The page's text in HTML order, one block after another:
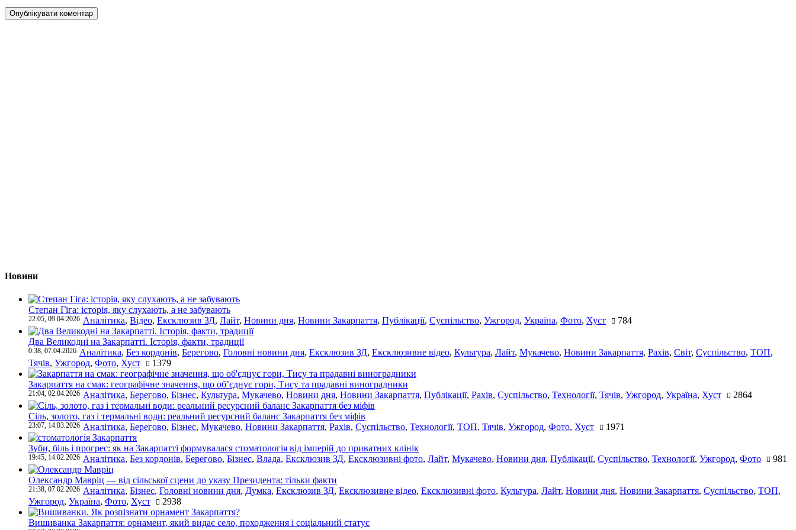
Новини
Степан Гіга: історія, яку слухають, а не забувають
22:05, 09.04.2026 Аналітика, Відео, Ексклюзив ЗД, Лайт, Новини дня, Новини Закарпаття, Публікації, Суспільство, Ужгород, Україна, Фото, Хуст 784
Два Великодні на Закарпатті. Історія, факти, традиції
0:38, 07.04.2026 Аналітика, Без кордонів, Берегово, Головні новини дня, Ексклюзив ЗД, Ексклюзивне відео, Культура, Лайт, Мукачево, Новини Закарпаття, Рахів, Світ, Суспільство, ТОП,
Тячів, Ужгород, Фото, Хуст 1379
Закарпаття на смак: географічне значення, що об’єднує гори, Тису та прадавні виноградники
21:04, 02.04.2026 Аналітика, Берегово, Бізнес, Культура, Мукачево, Новини дня, Новини Закарпаття, Публікації, Рахів, Суспільство, Технології, Тячів, Ужгород, Україна, Хуст 2864
Сіль, золото, газ і термальні води: реальний ресурсний баланс Закарпаття без міфів
23:07, 14.03.2026 Аналітика, Берегово, Бізнес, Мукачево, Новини Закарпаття, Рахів, Суспільство, Технології, ТОП, Тячів, Ужгород, Фото, Хуст 1971
Зуби, біль і прогрес: як на Закарпатті формувалася стоматологія від імперій до приватних клінік
19:45, 14.02.2026 Аналітика, Без кордонів, Берегово, Бізнес, Влада, Ексклюзив ЗД, Ексклюзивні фото, Лайт, Мукачево, Новини дня, Публікації, Суспільство, Технології, Ужгород, Фото 981
Олександр Мавріц — від сільської сцени до указу Президента: тільки факти
21:38, 07.02.2026 Аналітика, Бізнес, Головні новини дня, Думка, Ексклюзив ЗД, Ексклюзивне відео, Ексклюзивні фото, Культура, Лайт, Новини дня, Новини Закарпаття, Суспільство, ТОП,
Ужгород, Україна, Фото, Хуст 2938
Вишиванка Закарпаття: орнамент, який видає село, походження і соціальний статус